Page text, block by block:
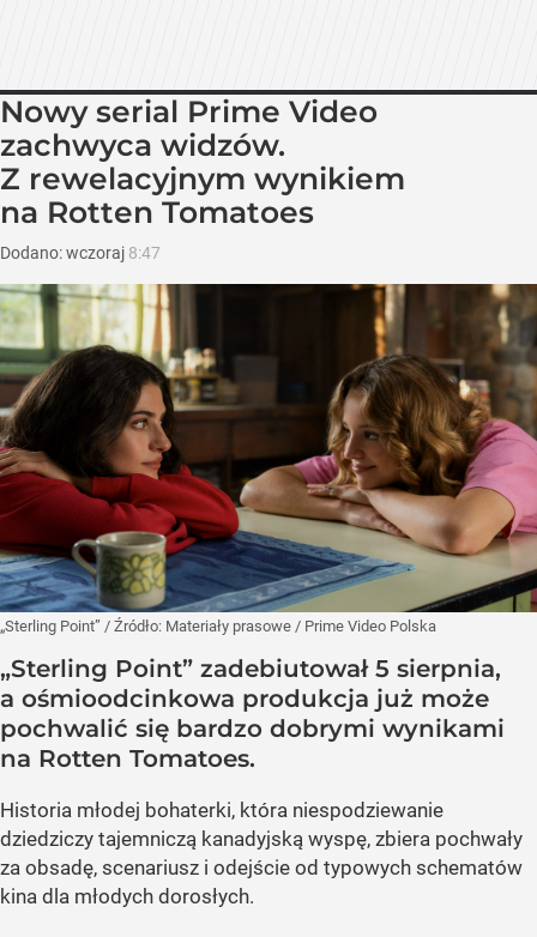
Nowy serial Prime Video
zachwyca widzów.
Z rewelacyjnym wynikiem
na Rotten Tomatoes
Dodano:wczoraj 8:47
„Sterling Point” / Źródło: Materiały prasowe / Prime Video Polska
„Sterling Point” zadebiutował 5 sierpnia,
a ośmioodcinkowa produkcja już może
pochwalić się bardzo dobrymi wynikami
na Rotten Tomatoes.
Historia młodej bohaterki, która niespodziewanie
dziedziczy tajemniczą kanadyjską wyspę, zbiera pochwały
za obsadę, scenariusz i odejście od typowych schematów
kina dla młodych dorosłych.